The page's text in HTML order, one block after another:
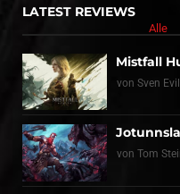
LATEST REVIEWS
Alle
Mistfall
von Sven Evil
von Tom